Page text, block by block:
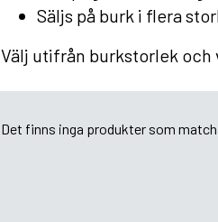
Säljs på burk i flera
Välj utifrån burkstorlek och
Det finns inga produkter som